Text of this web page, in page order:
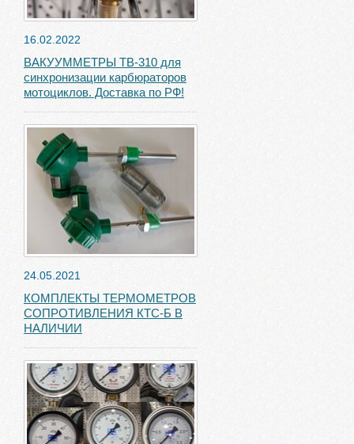
16.02.2022
ВАКУУММЕТРЫ ТВ-310 для
синхронизации карбюраторов
мотоциклов. Доставка по РФ!
24.05.2021
КОМПЛЕКТЫ ТЕРМОМЕТРОВ
СОПРОТИВЛЕНИЯ КТС-Б В
НАЛИЧИИ